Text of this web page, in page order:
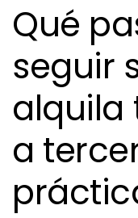
Qué
seguir
alquila
a